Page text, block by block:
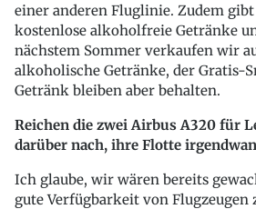
einer anderen Fluglinie. Zudem
kostenlose alkoholfreie Getränke
nächstem Sommer verkaufen wir
alkoholische Getränke, der Gratis-
Getränk bleiben aber behalten.
Reichen die zwei Airbus A320 für
darüber nach, ihre Flotte
Ich glaube, wir wären bereits
gute Verfügbarkeit von